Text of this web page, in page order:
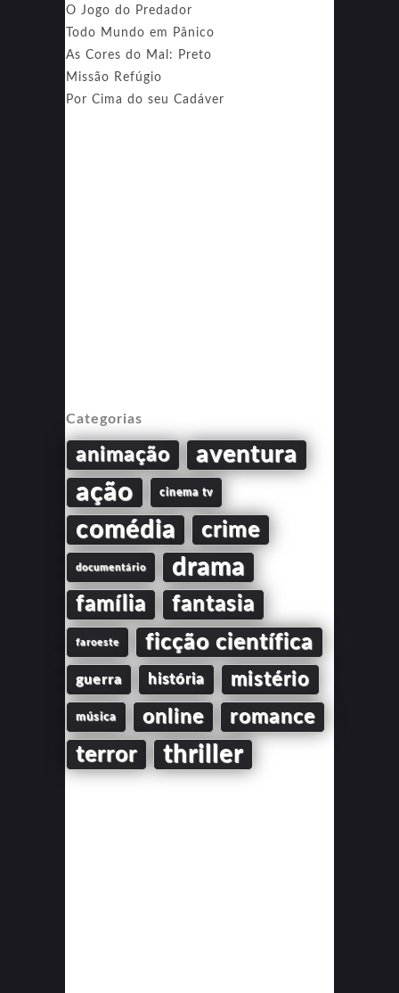
O Jogo do Predador
Todo Mundo em Pânico
As Cores do Mal: Preto
Missão Refúgio
Por Cima do seu Cadáver
Categorias
animação aventura
ação cinema tv
comédia crime
documentário drama
família fantasia
faroeste ficção científica
guerra história mistério
música online romance
terror thriller